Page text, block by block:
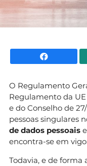
O Regulamento
Regulamento da
e do Conselho de
pessoas singulares
de dados pessoais
encontra-se em
Todavia, e de forma